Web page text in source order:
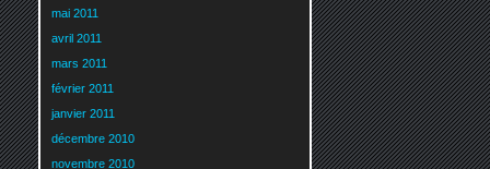
mai 2011
avril 2011
mars 2011
février 2011
janvier 2011
décembre 2010
novembre 2010